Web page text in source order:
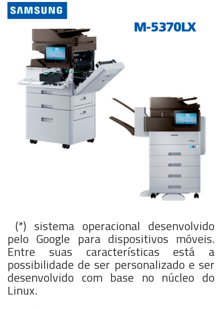
(*) sistema operacional desenvolvido
pelo Google para dispositivos móveis.
Entre suas características está a
possibilidade de ser personalizado e ser
desenvolvido com base no núcleo do
Linux.